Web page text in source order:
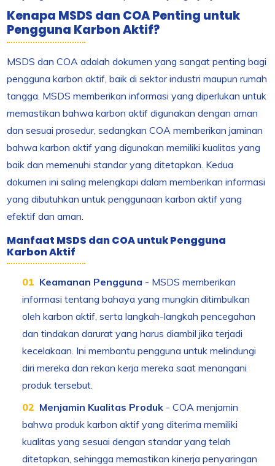
Kenapa MSDS dan COA Penting untuk
Pengguna Karbon Aktif?
MSDS dan COA adalah dokumen yang sangat penting bagi
pengguna karbon aktif, baik di sektor industri maupun rumah
tangga. MSDS memberikan informasi yang diperlukan untuk
memastikan bahwa karbon aktif digunakan dengan aman
dan sesuai prosedur, sedangkan COA memberikan jaminan
bahwa karbon aktif yang digunakan memiliki kualitas yang
baik dan memenuhi standar yang ditetapkan. Kedua
dokumen ini saling melengkapi dalam memberikan informasi
yang dibutuhkan untuk penggunaan karbon aktif yang
efektif dan aman.
Manfaat MSDS dan COA untuk Pengguna
Karbon Aktif
Keamanan Pengguna - MSDS memberikan
informasi tentang bahaya yang mungkin ditimbulkan
oleh karbon aktif, serta langkah-langkah pencegahan
dan tindakan darurat yang harus diambil jika terjadi
kecelakaan. Ini membantu pengguna untuk melindungi
diri mereka dan rekan kerja mereka saat menangani
produk tersebut.
Menjamin Kualitas Produk - COA menjamin
bahwa produk karbon aktif yang diterima memiliki
kualitas yang sesuai dengan standar yang telah
ditetapkan, sehingga memastikan kinerja penyaringan